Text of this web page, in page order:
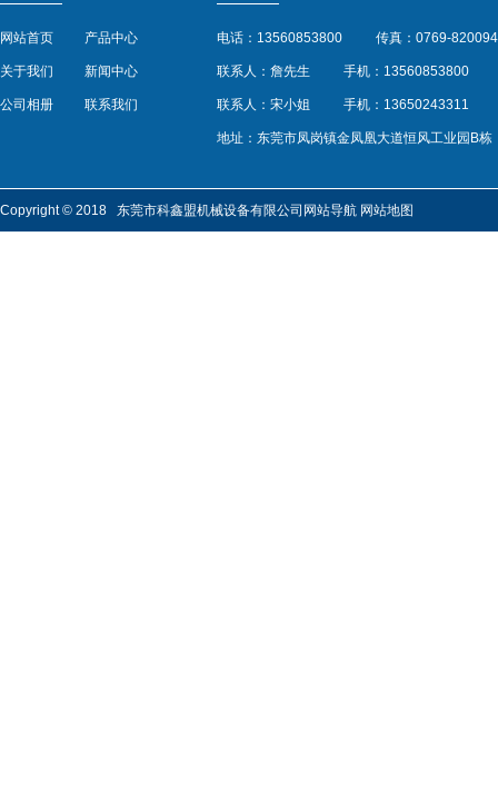
网站首页 产品中心
关于我们 新闻中心
公司相册 联系我们
电话：13560853800 传真：0769-
联系人：詹先生 手机：13560853800
联系人：宋小姐 手机：13650243311
地址：东莞市凤岗镇金凤凰大道恒风工业园B栋
Copyright © 2018 东莞市科鑫盟机械设备有限公司 网站导航 网站地图